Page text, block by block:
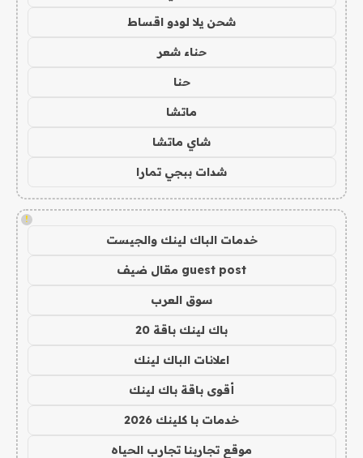
شحن يلا لودو اقساط
حناء شعر
حنا
ماتشا
شاي ماتشا
شدات ببجي تمارا
!
خدمات الباك لينك والجيست
guest post مقال ضيف
سوق العرب
باك لينك باقة 20
اعلانات الباك لينك
أقوى باقة باك لينك
خدمات با كلينك 2026
موقع تجاربنا تجارب الحياه